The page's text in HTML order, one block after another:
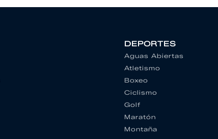
DEPORTES
Aguas Abiertas
Atletismo
Boxeo
Ciclismo
Golf
Maratón
Montaña